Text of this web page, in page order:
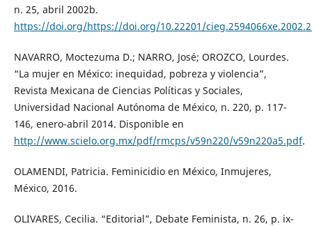
n. 25, abril 2002b.
https://doi.org/https://doi.org/10.22201/
NAVARRO, Moctezuma D.; NARRO, José; OROZCO, Lourdes.
“La mujer en México: inequidad, pobreza y violencia”,
Revista Mexicana de Ciencias Políticas y Sociales,
Universidad Nacional Autónoma de México, n. 220, p. 117-
146, enero-abril 2014. Disponible en
http://www.scielo.org.mx/pdf/rmcps/v59n220/v59n220a5.pdf.
OLAMENDI, Patricia. Feminicidio en México, Inmujeres,
México, 2016.
OLIVARES, Cecilia. “Editorial”, Debate Feminista, n. 26, p. ix-